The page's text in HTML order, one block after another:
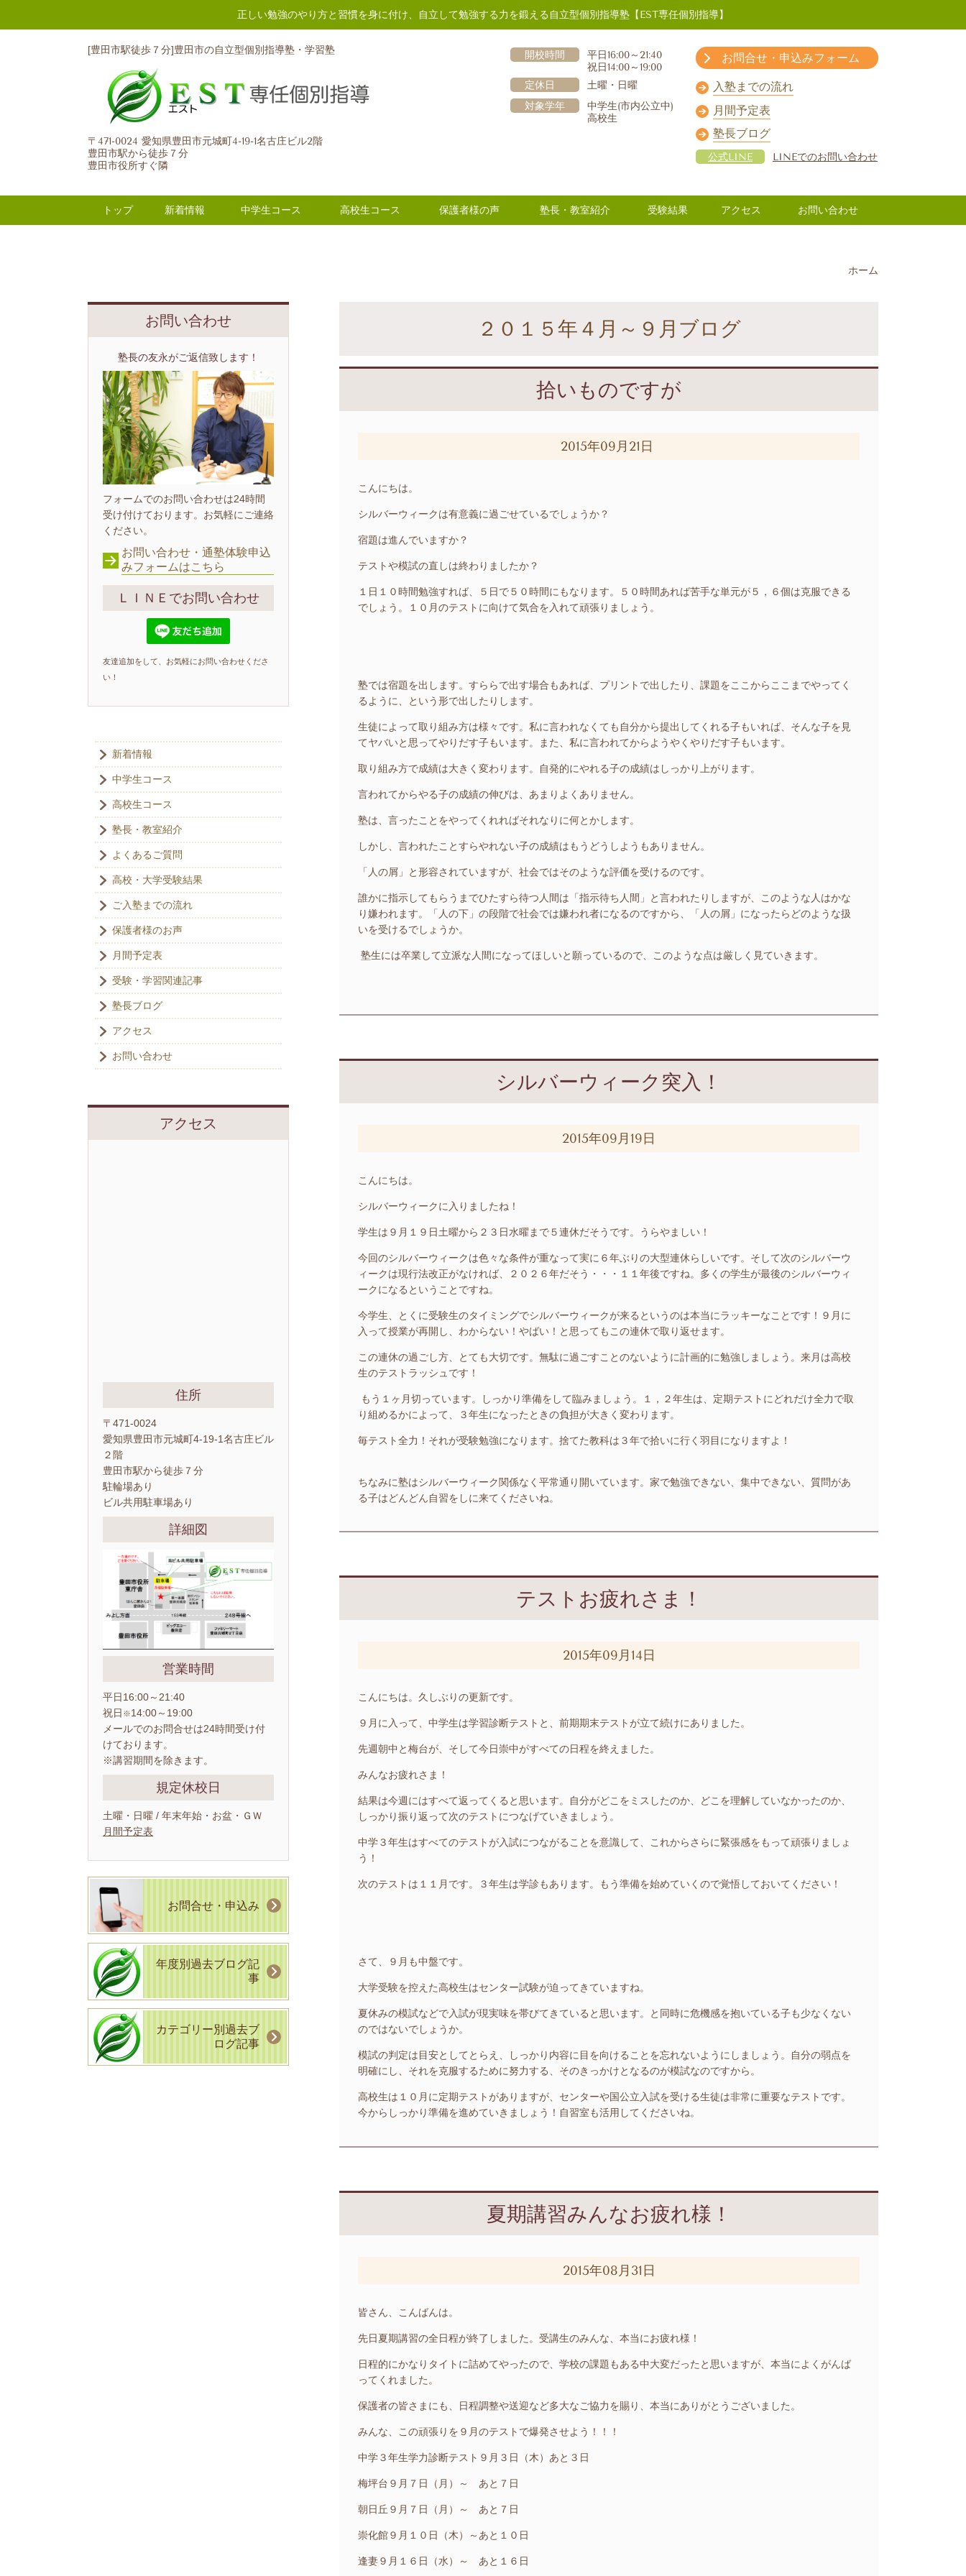
正しい勉強のやり方と習慣を身に付け、自立して勉強する力を鍛える自立型個別指導塾【EST専任個別指導】
[豊田市駅徒歩７分]豊田市の自立型個別指導塾・学習塾
〒471-0024 愛知県豊田市元城町4-19-1名古庄ビル2階
豊田市駅から徒歩７分
豊田市役所すぐ隣
開校時間
平日16:00～21:40
祝日14:00～19:00
定休日
土曜・日曜
対象学年
中学生(市内公立中)
高校生
お問合せ・申込みフォーム
入塾までの流れ
月間予定表
塾長ブログ
公式LINE LINEでのお問い合わせ
トップ 新着情報 中学生コース 高校生コース 保護者様の声 塾長・教室紹介 受験結果 アクセス お問い合わせ
ホーム
２０１５年４月～９月ブログ
拾いものですが
2015年09月21日
こんにちは。
シルバーウィークは有意義に過ごせているでしょうか？
宿題は進んでいますか？
テストや模試の直しは終わりましたか？
１日１０時間勉強すれば、５日で５０時間にもなります。５０時間あれば苦手な単元が５，６個は克服できる
でしょう。１０月のテストに向けて気合を入れて頑張りましょう。
塾では宿題を出します。すららで出す場合もあれば、プリントで出したり、課題をここからここまでやってく
るように、という形で出したりします。
生徒によって取り組み方は様々です。私に言われなくても自分から提出してくれる子もいれば、そんな子を見
てヤバいと思ってやりだす子もいます。また、私に言われてからようやくやりだす子もいます。
取り組み方で成績は大きく変わります。自発的にやれる子の成績はしっかり上がります。
言われてからやる子の成績の伸びは、あまりよくありません。
塾は、言ったことをやってくれればそれなりに何とかします。
しかし、言われたことすらやれない子の成績はもうどうしようもありません。
「人の屑」と形容されていますが、社会ではそのような評価を受けるのです。
誰かに指示してもらうまでひたすら待つ人間は「指示待ち人間」と言われたりしますが、このような人はかな
り嫌われます。「人の下」の段階で社会では嫌われ者になるのですから、「人の屑」になったらどのような扱
いを受けるでしょうか。
塾生には卒業して立派な人間になってほしいと願っているので、このような点は厳しく見ていきます。
シルバーウィーク突入！
2015年09月19日
こんにちは。
シルバーウィークに入りましたね！
学生は９月１９日土曜から２３日水曜まで５連休だそうです。うらやましい！
今回のシルバーウィークは色々な条件が重なって実に６年ぶりの大型連休らしいです。そして次のシルバーウ
ィークは現行法改正がなければ、２０２６年だそう・・・１１年後ですね。多くの学生が最後のシルバーウィ
ークになるということですね。
今学生、とくに受験生のタイミングでシルバーウィークが来るというのは本当にラッキーなことです！９月に
入って授業が再開し、わからない！やばい！と思ってもこの連休で取り返せます。
この連休の過ごし方、とても大切です。無駄に過ごすことのないように計画的に勉強しましょう。来月は高校
生のテストラッシュです！
もう１ヶ月切っています。しっかり準備をして臨みましょう。１，２年生は、定期テストにどれだけ全力で取
り組めるかによって、３年生になったときの負担が大きく変わります。
毎テスト全力！それが受験勉強になります。捨てた教科は３年で拾いに行く羽目になりますよ！
ちなみに塾はシルバーウィーク関係なく平常通り開いています。家で勉強できない、集中できない、質問があ
る子はどんどん自習をしに来てくださいね。
テストお疲れさま！
2015年09月14日
こんにちは。久しぶりの更新です。
９月に入って、中学生は学習診断テストと、前期期末テストが立て続けにありました。
先週朝中と梅台が、そして今日崇中がすべての日程を終えました。
みんなお疲れさま！
結果は今週にはすべて返ってくると思います。自分がどこをミスしたのか、どこを理解していなかったのか、
しっかり振り返って次のテストにつなげていきましょう。
中学３年生はすべてのテストが入試につながることを意識して、これからさらに緊張感をもって頑張りましょ
う！
次のテストは１１月です。３年生は学診もあります。もう準備を始めていくので覚悟しておいてください！
さて、９月も中盤です。
大学受験を控えた高校生はセンター試験が迫ってきていますね。
夏休みの模試などで入試が現実味を帯びてきていると思います。と同時に危機感を抱いている子も少なくない
のではないでしょうか。
模試の判定は目安としてとらえ、しっかり内容に目を向けることを忘れないようにしましょう。自分の弱点を
明確にし、それを克服するために努力する、そのきっかけとなるのが模試なのですから。
高校生は１０月に定期テストがありますが、センターや国公立入試を受ける生徒は非常に重要なテストです。
今からしっかり準備を進めていきましょう！自習室も活用してくださいね。
夏期講習みんなお疲れ様！
2015年08月31日
皆さん、こんばんは。
先日夏期講習の全日程が終了しました。受講生のみんな、本当にお疲れ様！
日程的にかなりタイトに詰めてやったので、学校の課題もある中大変だったと思いますが、本当によくがんば
ってくれました。
保護者の皆さまにも、日程調整や送迎など多大なご協力を賜り、本当にありがとうございました。
みんな、この頑張りを９月のテストで爆発させよう！！！
中学３年生学力診断テスト９月３日（木）あと３日
梅坪台９月７日（月）～ あと７日
朝日丘９月７日（月）～ あと７日
崇化館９月１０日（木）～ あと１０日
逢妻９月１６日（水）～ あと１６日
お問い合わせ
塾長の友永がご返信致します！
フォームでのお問い合わせは24時間
受け付けております。お気軽にご連絡
ください。
お問い合わせ・通塾体験申込
みフォームはこちら
ＬＩＮＥでお問い合わせ
友達追加をして、お気軽にお問い合わせくださ
い！
新着情報
中学生コース
高校生コース
塾長・教室紹介
よくあるご質問
高校・大学受験結果
ご入塾までの流れ
保護者様のお声
月間予定表
受験・学習関連記事
塾長ブログ
アクセス
お問い合わせ
アクセス
住所
〒471-0024
愛知県豊田市元城町4-19-1名古庄ビル
２階
豊田市駅から徒歩７分
駐輪場あり
ビル共用駐車場あり
詳細図
営業時間
平日16:00～21:40
祝日 ※14:00～19:00
メールでのお問合せは24時間受け付
けております。
※講習期間を除きます。
規定休校日
土曜・日曜 / 年末年始・お盆・ＧＷ
月間予定表
お問合せ・申込み
年度別過去ブログ記
事
カテゴリー別過去ブ
ログ記事